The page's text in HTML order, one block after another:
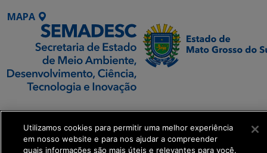
MAPA
SETDIG | Secretaria-
Executiva de
Transformação Digital
Utilizamos cookies para permitir uma melhor experiência
em nosso website e para nos ajudar a compreender
quais informações são mais úteis e relevantes para você.